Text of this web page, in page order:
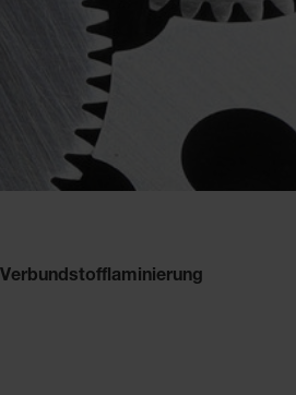
Verbundstofflaminierung